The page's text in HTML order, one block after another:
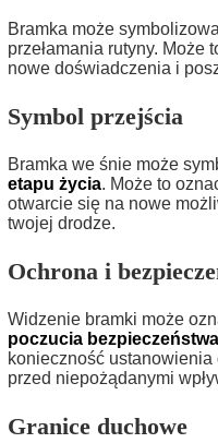
Bramka może
przełamania rutyny. Może
nowe doświadczenia i
Symbol przejścia
Bramka we śnie może
etapu życia. Może to
otwarcie się na nowe
twojej drodze.
Ochrona i
Widzenie bramki może
poczucia bezpieczeństwa
konieczność
przed niepożądanymi
Granice duchowe